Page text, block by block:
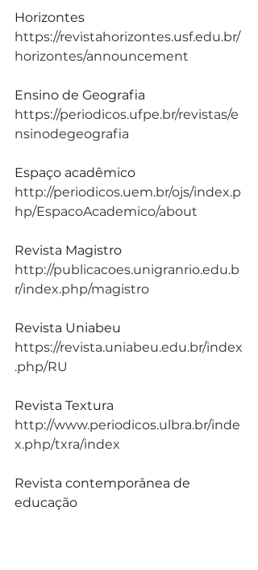
Horizontes
https://revistahorizontes.usf.edu.br/
horizontes/announcement
Ensino de Geografia
https://periodicos.ufpe.br/revistas/e
nsinodegeografia
Espaço acadêmico
http://periodicos.uem.br/ojs/index.p
hp/EspacoAcademico/about
Revista Magistro
http://publicacoes.unigranrio.edu.b
r/index.php/magistro
Revista Uniabeu
https://revista.uniabeu.edu.br/index
.php/RU
Revista Textura
http://www.periodicos.ulbra.br/inde
x.php/txra/index
Revista contemporânea de
educação